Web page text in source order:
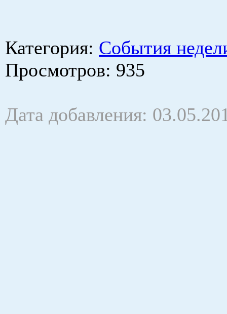
Категория: События
Просмотров: 935
Дата добавления: